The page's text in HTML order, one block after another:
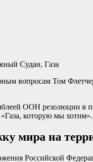
вопросам Том
ООН резолюции в
которую мы хотим».
мира на
Российской